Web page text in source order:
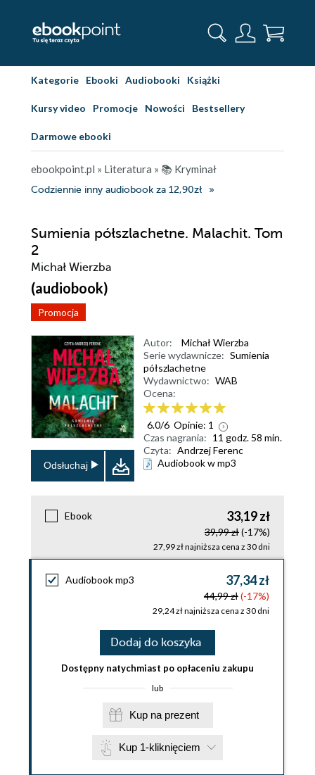
Kategorie Ebooki Audiobooki Książki
Kursy video Promocje Nowości Bestsellery
Darmowe ebooki
ebookpoint.pl » Literatura » 📚 Kryminał
Codziennie inny audiobook za 12,90zł
Sumienia półszlachetne. Malachit. Tom
2
Michał Wierzba
(audiobook)
Promocja
Odsłuchaj
Autor:
Michał Wierzba
Serie wydawnicze: Sumienia
półszlachetne
Wydawnictwo: WAB
Ocena:
6.0/6 Opinie: 1
Czas nagrania: 11 godz. 58 min.
Czyta: Andrzej Ferenc
Audiobook w mp3
Ebook 33,19 zł
39,99 zł(-17%)
27,99 zł najniższa cena z 30 dni
Audiobook mp3 37,34 zł
44,99 zł(-17%)
29,24 zł najniższa cena z 30 dni
Dodaj do koszyka
Dostępny natychmiast po opłaceniu zakupu
lub
Kup na prezent
Kup 1-kliknięciem